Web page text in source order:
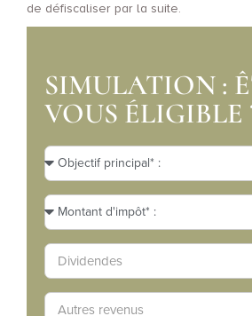
de défiscaliser par la suite.
SIMULATION :
VOUS ÉLIGIBLE